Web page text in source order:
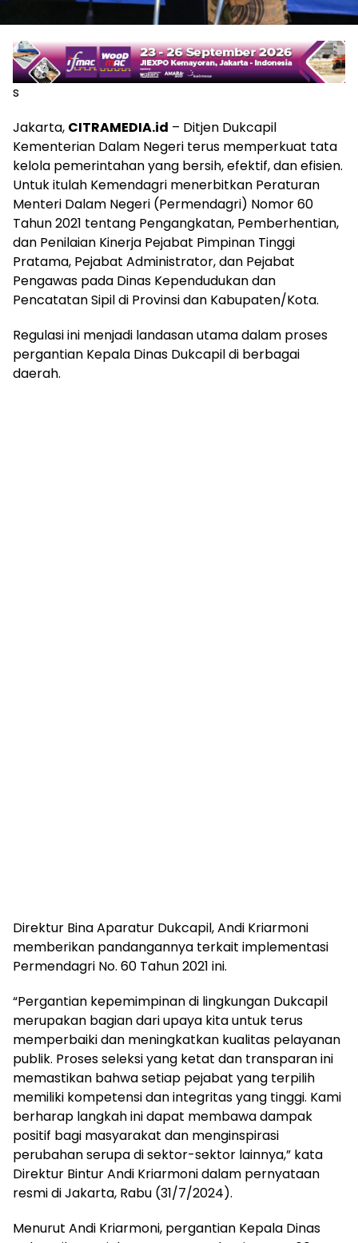
s
Jakarta, CITRAMEDIA.id – Ditjen Dukcapil
Kementerian Dalam Negeri terus memperkuat tata
kelola pemerintahan yang bersih, efektif, dan efisien.
Untuk itulah Kemendagri menerbitkan Peraturan
Menteri Dalam Negeri (Permendagri) Nomor 60
Tahun 2021 tentang Pengangkatan, Pemberhentian,
dan Penilaian Kinerja Pejabat Pimpinan Tinggi
Pratama, Pejabat Administrator, dan Pejabat
Pengawas pada Dinas Kependudukan dan
Pencatatan Sipil di Provinsi dan Kabupaten/Kota.
Regulasi ini menjadi landasan utama dalam proses
pergantian Kepala Dinas Dukcapil di berbagai
daerah.
Direktur Bina Aparatur Dukcapil, Andi Kriarmoni
memberikan pandangannya terkait implementasi
Permendagri No. 60 Tahun 2021 ini.
“Pergantian kepemimpinan di lingkungan Dukcapil
merupakan bagian dari upaya kita untuk terus
memperbaiki dan meningkatkan kualitas pelayanan
publik. Proses seleksi yang ketat dan transparan ini
memastikan bahwa setiap pejabat yang terpilih
memiliki kompetensi dan integritas yang tinggi. Kami
berharap langkah ini dapat membawa dampak
positif bagi masyarakat dan menginspirasi
perubahan serupa di sektor-sektor lainnya,” kata
Direktur Bintur Andi Kriarmoni dalam pernyataan
resmi di Jakarta, Rabu (31/7/2024).
Menurut Andi Kriarmoni, pergantian Kepala Dinas